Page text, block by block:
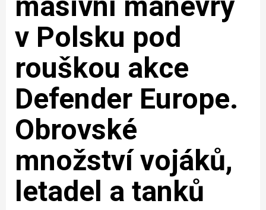
v Polsku pod
rouškou akce
Defender Europe.
Obrovské
množství vojáků,
letadel a tanků